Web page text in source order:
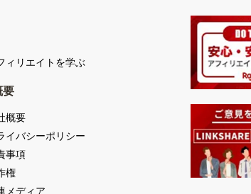
ィリエイトを学ぶ
要
概要
イバシーポリシー
事項
権
メディア